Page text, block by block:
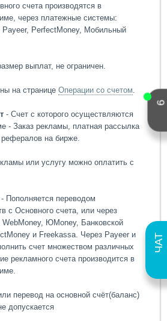
6
ЧАТ
счета производятся в
через платежные системы:
PerfectMoney, Мобильный
выплат, не ограничен.
на странице Операции со счетом
- Счет с которого осуществляются
- Заказ рекламы, платная рассылка
на бирже.
или услугу можно оплатить с
Пополняется переводом
с Основного счета, или через
ЮMoney, Банковской
и Freekassa. Через Payeer и
счет множеством различных
рекламного счета производится в
перевод на основной счёт(баланс)
допускается